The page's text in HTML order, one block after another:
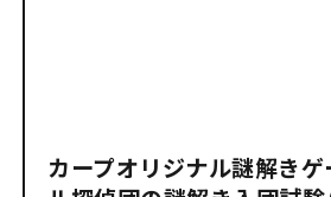
カープオリジナル謎解きゲ